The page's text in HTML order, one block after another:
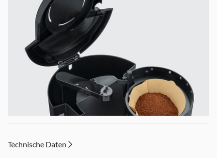
Technische Daten